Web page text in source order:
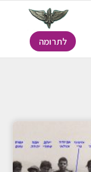
לתרומה